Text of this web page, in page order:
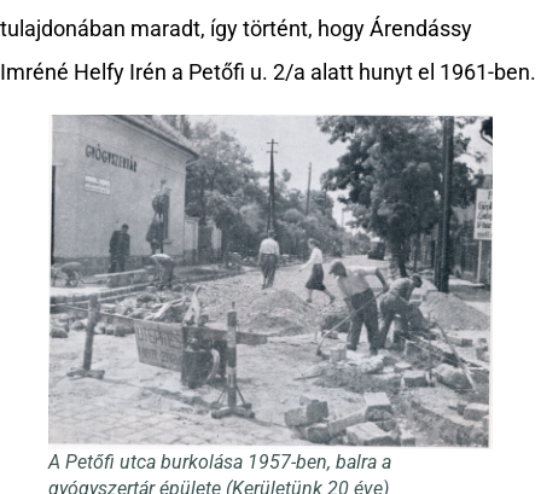
tulajdonában maradt, így történt, hogy Árendássy
Imréné Helfy Irén a Petőfi u. 2/a alatt hunyt el 1961-ben.
A Petőfi utca burkolása 1957-ben, balra a
gyógyszertár épülete (Kerületünk 20 éve)